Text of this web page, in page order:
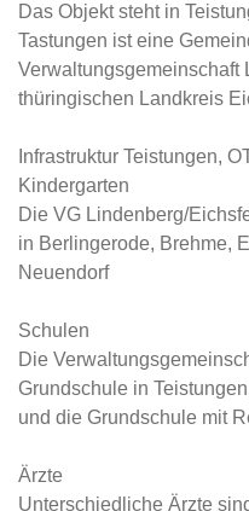
Das Objekt steht in
Tastungen ist eine
Verwaltungsgemeinschaft
thüringischen Landkreis
Infrastruktur Teistungen,
Kindergarten
Die VG Lindenberg/
in Berlingerode, Brehme,
Neuendorf
Schulen
Die
Grundschule in
und die Grundschule mit
Ärzte
Unterschiedliche Ärzte